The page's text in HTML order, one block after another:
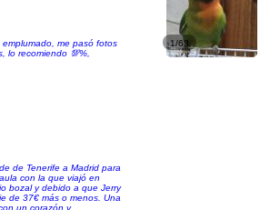
me pasó fotos
lo recomiendo 💯%,
1/63
de Tenerife a Madrid para
con la que viajó en
bozal y debido a que Jerry
de 37€ más o menos. Una
un corazón y